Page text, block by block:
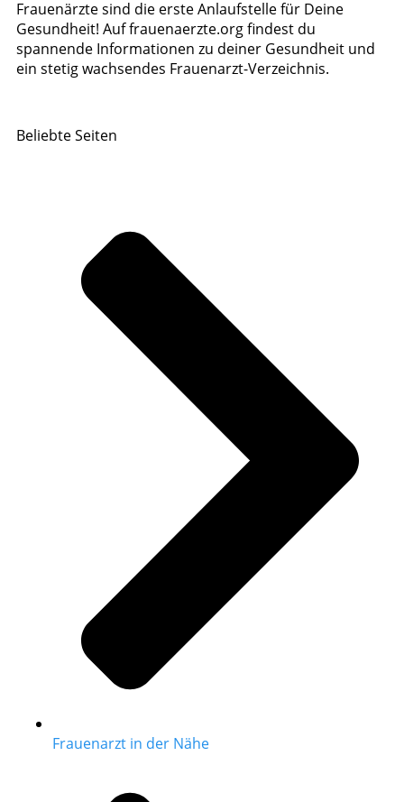
Frauenärzte sind die erste Anlaufstelle für Deine
Gesundheit! Auf frauenaerzte.org findest du
spannende Informationen zu deiner Gesundheit und
ein stetig wachsendes Frauenarzt-Verzeichnis.
Beliebte Seiten
Frauenarzt in der Nähe